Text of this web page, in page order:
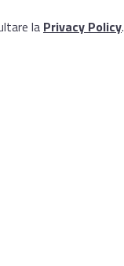
la Privacy Policy.